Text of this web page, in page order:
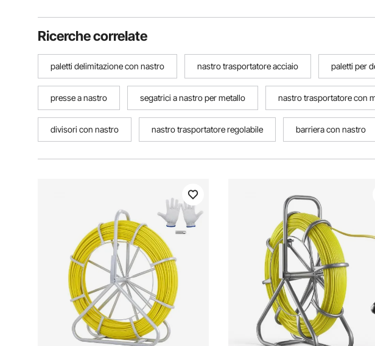
Ricerche correlate
paletti delimitazione con nastro nastro trasportatore acciaio paletti per
presse a nastro segatrici a nastro per metallo nastro trasportatore con
divisori con nastro nastro trasportatore regolabile barriera con nastro